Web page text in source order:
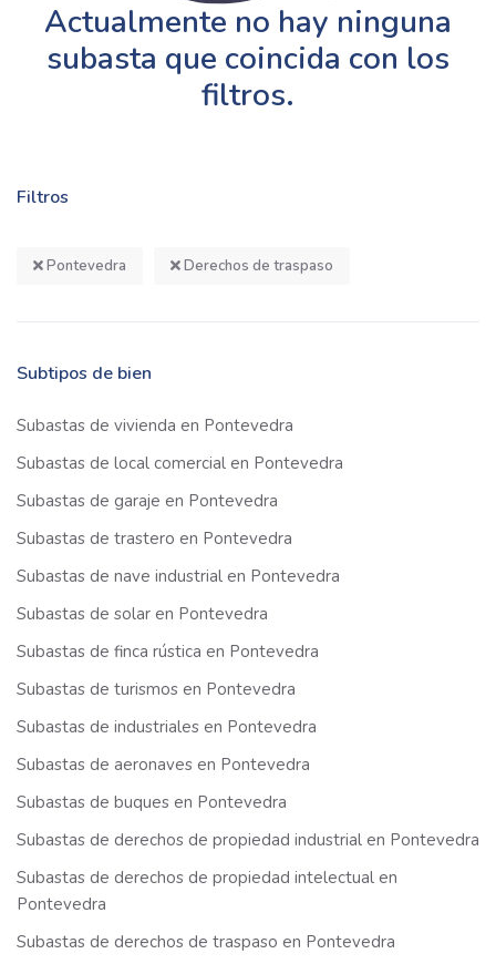
Filtros
Pontevedra Derechos de traspaso
Subtipos de bien
Subastas de vivienda en Pontevedra
Subastas de local comercial en Pontevedra
Subastas de garaje en Pontevedra
Subastas de trastero en Pontevedra
Subastas de nave industrial en Pontevedra
Subastas de solar en Pontevedra
Subastas de finca rústica en Pontevedra
Subastas de turismos en Pontevedra
Subastas de industriales en Pontevedra
Subastas de aeronaves en Pontevedra
Subastas de buques en Pontevedra
Subastas de derechos de propiedad industrial en Pontevedra
Subastas de derechos de propiedad intelectual en
Pontevedra
Subastas de derechos de traspaso en Pontevedra
Actualmente no hay ninguna
subasta que coincida con los
filtros.